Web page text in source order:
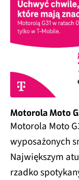
Motorola Moto
Motorola Moto
wyposażonych
Największym
rzadko